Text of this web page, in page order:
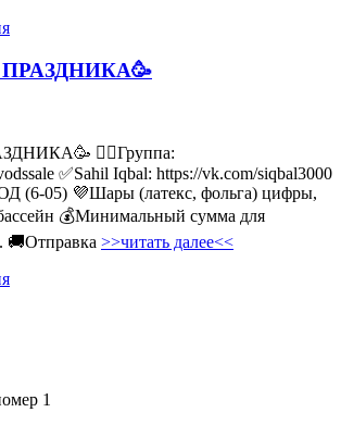
ПРАЗДНИКА🥳
👉🏻Группа:
✅Sahil Iqbal: https://vk.com/siqbal3000
(6-05) 💜Шары (латекс, фольга) цифры,
💰Минимальный сумма для
🚚Отправка >>читать далее<<
1